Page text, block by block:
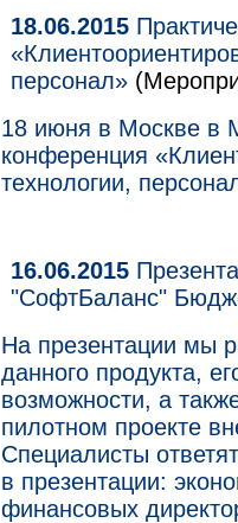
18.06.2015
персонал»
18 июня в Москве в
конференция
технологии,
16.06.2015
"СофтБаланс"
На презентации мы
данного продукта,
возможности, а
пилотном проекте
Специалисты
в презентации:
финансовых